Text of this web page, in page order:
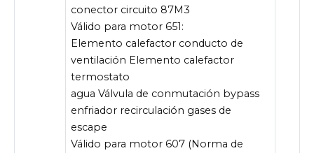
conector circuito 87M3
Válido para motor 651:
Elemento calefactor conducto de
ventilación Elemento calefactor
termostato
agua Válvula de conmutación bypass
enfriador recirculación gases de
escape
Válido para motor 607 (Norma de